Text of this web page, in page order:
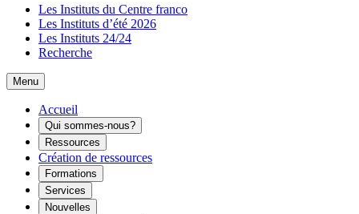
Les Instituts du Centre franco
Les Instituts d’été 2026
Les Instituts 24/24
Recherche
Menu
Accueil
Qui sommes-nous?
Ressources
Création de ressources
Formations
Services
Nouvelles